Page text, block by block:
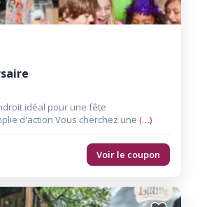
idéal pour une fête
d'action Vous cherchez une (…)
Voir le coupon